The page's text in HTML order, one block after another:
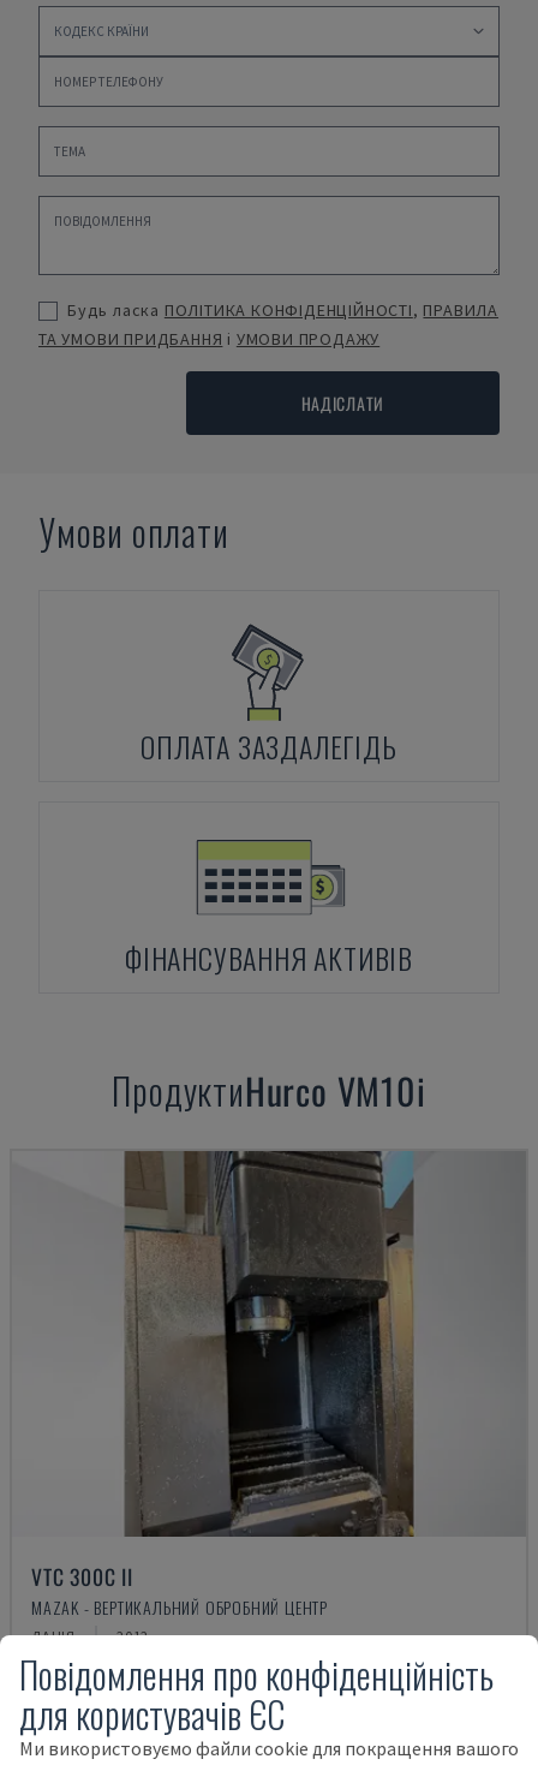
Будь ласка ПОЛІТИКА КОНФІДЕНЦІЙНОСТІ, ПРАВИЛА
ТА УМОВИ ПРИДБАННЯ і УМОВИ ПРОДАЖУ
НАДІСЛАТИ
Умови оплати
ОПЛАТА ЗАЗДАЛЕГІДЬ
ФІНАНСУВАННЯ АКТИВІВ
ПродуктиHurco VM10i
VTC 300C II
MAZAK - ВЕРТИКАЛЬНИЙ ОБРОБНИЙ ЦЕНТР
ДАНІЯ 2012
45.000 €
Повідомлення про конфіденційність
для користувачів ЄС
Ми використовуємо файли cookie для покращення вашого